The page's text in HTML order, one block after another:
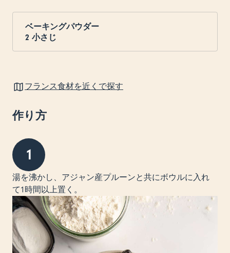
ベーキングパウダー
2 小さじ
フランス食材を近くで探す
作り方
1
湯を沸かし、アジャン産プルーンと共にボウルに入れ
て1時間以上置く。